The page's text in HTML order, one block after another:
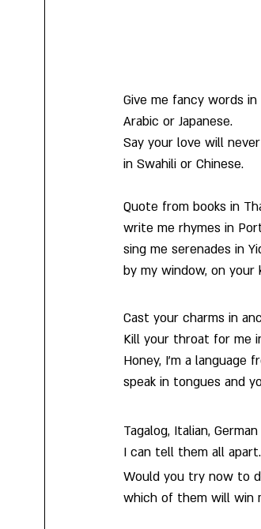
Give me fancy words in
Arabic or Japanese.
Say your love will
in Swahili or Chinese.
Quote from books in
write me rhymes in
sing me serenades in
by my window, on your
Cast your charms in
Kill your throat for me
Honey, I'm a language
speak in tongues and
Tagalog, Italian, German
I can tell them all apart.
Would you try now to
which of them will win